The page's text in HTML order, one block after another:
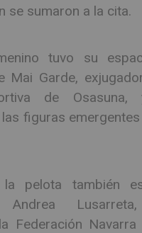
se sumaron a la cita.
tuvo su
Mai Garde,
de Osasuna,
las figuras
pelota también
Andrea
Federación Navarra